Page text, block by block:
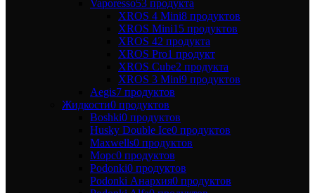
Vaporesso53 продукта
XROS 4 Mini8 продуктов
XROS Mini15 продуктов
XROS 42 продукта
XROS Pro1 продукт
XROS Cube2 продукта
XROS 3 Mini9 продуктов
Aegis7 продуктов
Жидкости0 продуктов
Boshki0 продуктов
Husky Double Ice0 продуктов
Maxwells0 продуктов
Морс0 продуктов
Podonki0 продуктов
Podonki Анархия0 продуктов